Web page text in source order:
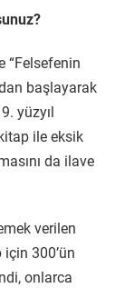
“Felsefenin
başlayarak
yüzyıl
ile eksik
da ilave
verilen
300’ün
onlarca